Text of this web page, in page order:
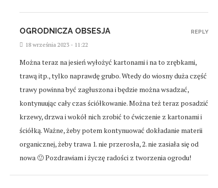
OGRODNICZA OBSESJA
18 września 2023 - 11:22
Można teraz na jesień wyłożyć kartonami i na to zrębkami,
trawą itp., tylko naprawdę grubo. Wtedy do wiosny duża część
trawy powinna być zagłuszona i będzie można wsadzać,
kontynuując cały czas ściółkowanie. Można też teraz posadzić
krzewy, drzwa i wokół nich zrobić to ćwiczenie z kartonami i
ściółką. Ważne, żeby potem kontynuować dokładanie materii
organicznej, żeby trawa 1. nie przerosła, 2. nie zasiała się od
nowa 🙂 Pozdrawiam i życzę radości z tworzenia ogrodu!
REPLY